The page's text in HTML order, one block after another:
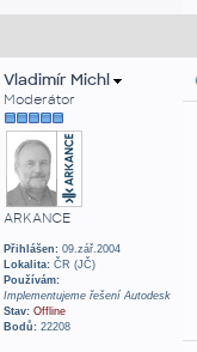
Vladimír Michl
Moderátor
ARKANCE
Přihlášen:09.zář.2004
Lokalita:ČR (JČ)
Používám:
Implementujeme řešení Autodesk
Stav: Offline
Bodů:22208